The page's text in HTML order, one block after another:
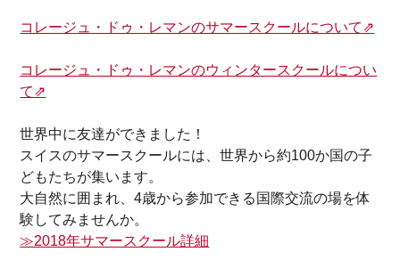
コレージュ・ドゥ・レマンのサマースクールについて⇗
コレージュ・ドゥ・レマンのウィンタースクールについ
て⇗
世界中に友達ができました！
スイスのサマースクールには、世界から約100か国の子
どもたちが集います。
大自然に囲まれ、4歳から参加できる国際交流の場を体
験してみませんか。
≫2018年サマースクール詳細